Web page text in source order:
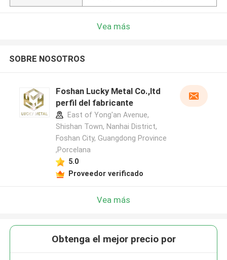
Vea más
SOBRE NOSOTROS
Foshan Lucky Metal Co.,ltd
perfil del fabricante
East of Yong'an Avenue,
Shishan Town, Nanhai District,
Foshan City, Guangdong Province
,Porcelana
5.0
Proveedor verificado
Vea más
Obtenga el mejor precio por